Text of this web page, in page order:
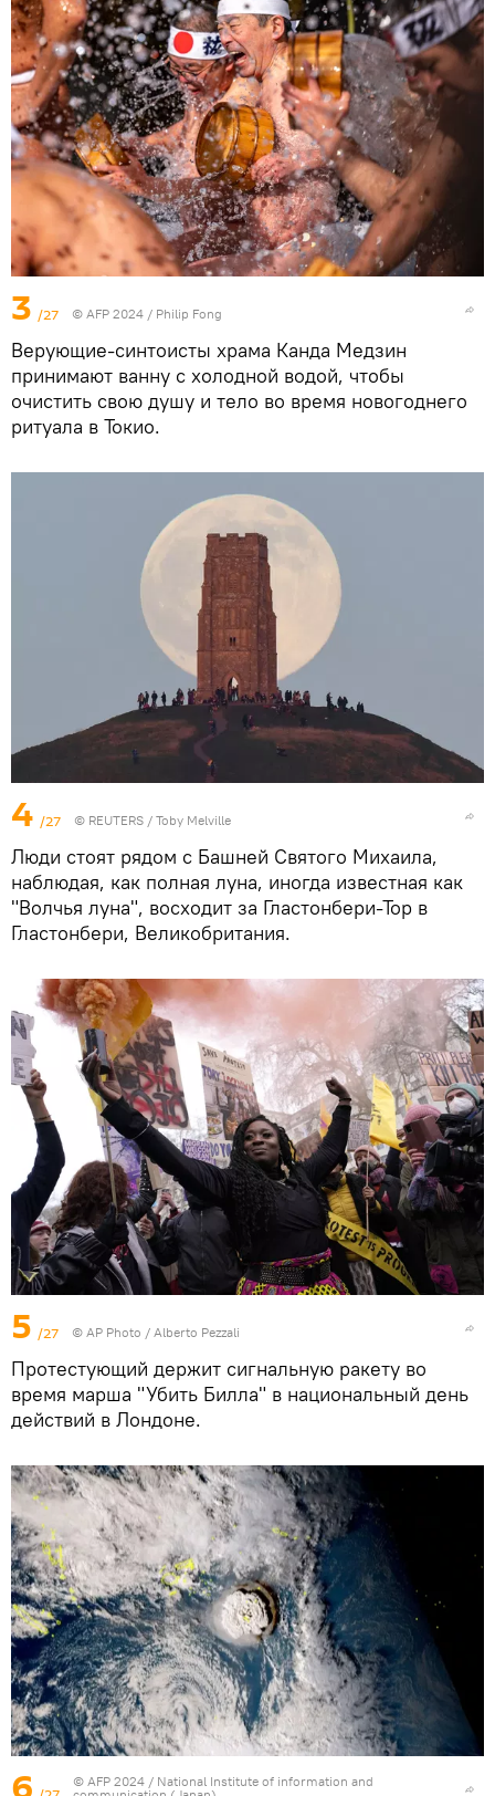
3 /27 © AFP 2024 / Philip Fong
Верующие-синтоисты храма Канда Медзин
принимают ванну с холодной водой, чтобы
очистить свою душу и тело во время новогоднего
ритуала в Токио.
4 /27 © REUTERS / Toby Melville
Люди стоят рядом с Башней Святого Михаила,
наблюдая, как полная луна, иногда известная как
"Волчья луна", восходит за Гластонбери-Тор в
Гластонбери, Великобритания.
5 /27 © AP Photo / Alberto Pezzali
Протестующий держит сигнальную ракету во
время марша "Убить Билла" в национальный день
действий в Лондоне.
© AFP 2024 / National Institute of information and